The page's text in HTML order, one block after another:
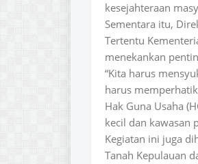
kesejahteraan
Sementara itu,
Tertentu
menekankan
“Kita harus
harus
Hak Guna Usaha
kecil dan kawasan
Kegiatan ini juga
Tanah Kepulauan